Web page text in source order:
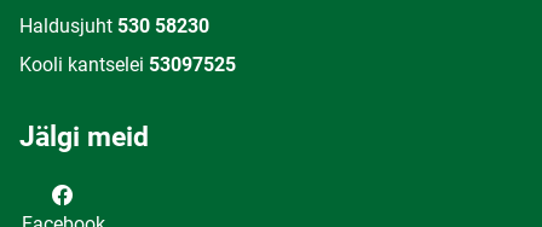
Haldusjuht 530 58230
Kooli kantselei 53097525
Jälgi meid